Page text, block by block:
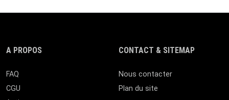
A PROPOS
FAQ
CGU
CONTACT & SITEMAP
Nous contacter
Plan du site